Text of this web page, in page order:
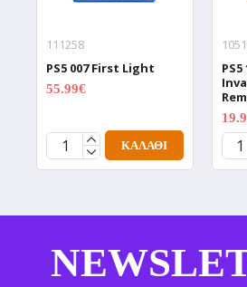
111258
PS5 007 First Light
55.99€
ΚΑΛΆΘΙ